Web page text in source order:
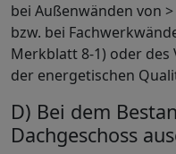
bei Außenwänden von >
bzw. bei
Merkblatt 8-1) oder
der energetischen
D) Bei dem
Dachgeschoss